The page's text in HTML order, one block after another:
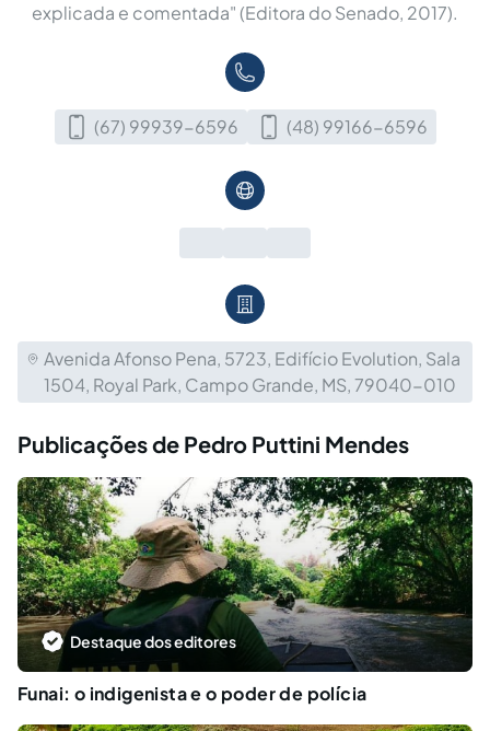
explicada e comentada" (Editora do Senado, 2017).
(67) 99939-6596 (48) 99166-6596
Avenida Afonso Pena, 5723, Edifício Evolution, Sala
1504, Royal Park, Campo Grande, MS, 79040-010
Publicações de Pedro Puttini Mendes
Destaque dos editores
Funai: o indigenista e o poder de polícia